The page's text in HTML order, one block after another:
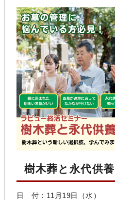
樹木葬と永代供養
日 付：11月19日（水）